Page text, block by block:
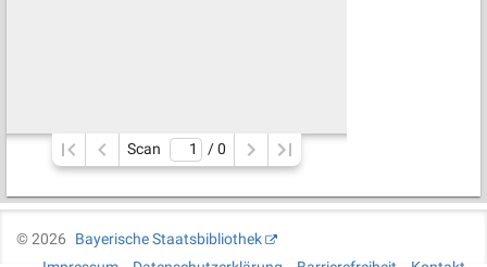
Scan / 0
©2026
Bayerische Staatsbibliothek